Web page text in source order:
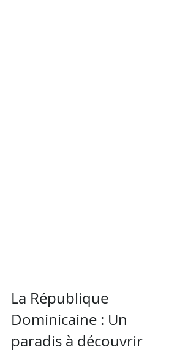
La République
Dominicaine : Un
paradis à découvrir